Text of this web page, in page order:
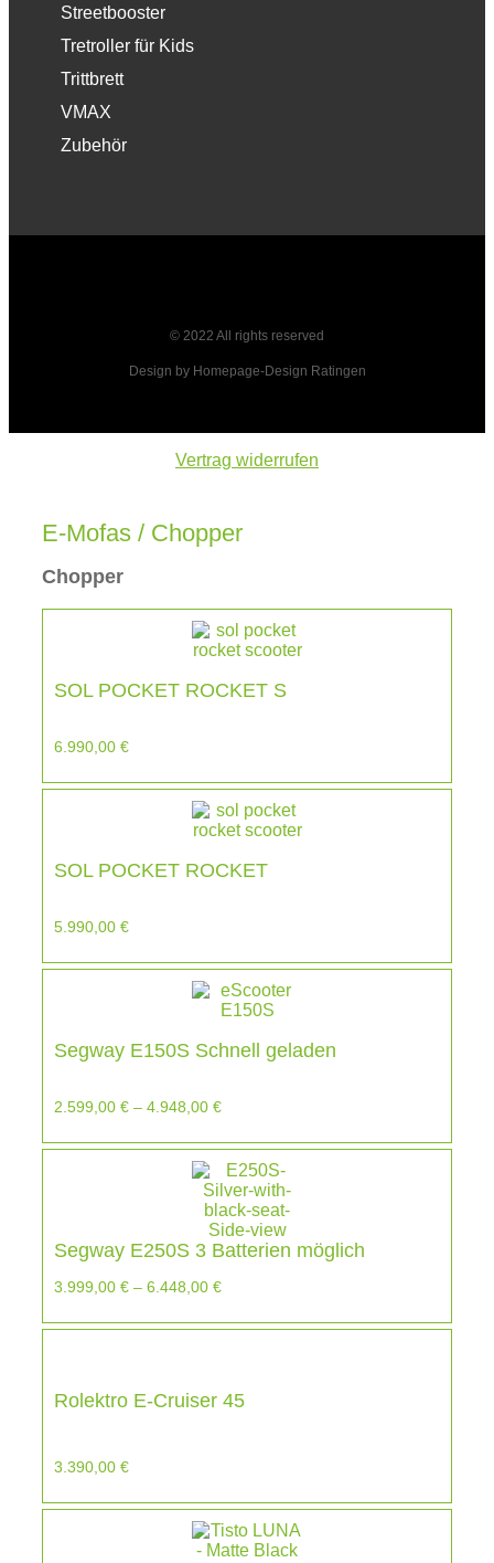
Streetbooster
Tretroller für Kids
Trittbrett
VMAX
Zubehör
© 2022 All rights reserved
Design by Homepage-Design Ratingen
Vertrag widerrufen
E-Mofas / Chopper
Chopper
SOL POCKET ROCKET S
6.990,00 €
SOL POCKET ROCKET
5.990,00 €
Segway E150S Schnell geladen
2.599,00 € – 4.948,00 €
Segway E250S 3 Batterien möglich
3.999,00 € – 6.448,00 €
Rolektro E-Cruiser 45
3.390,00 €